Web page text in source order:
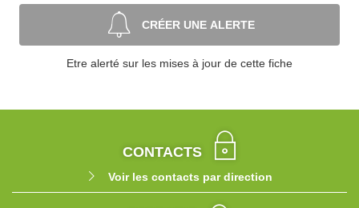
CRÉER UNE ALERTE
Etre alerté sur les mises à jour de cette fiche
CONTACTS
Voir les contacts par direction